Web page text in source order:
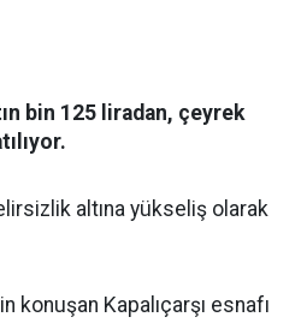
bin 125 liradan, çeyrek
altına yükseliş olarak
konuşan Kapalıçarşı esnafı